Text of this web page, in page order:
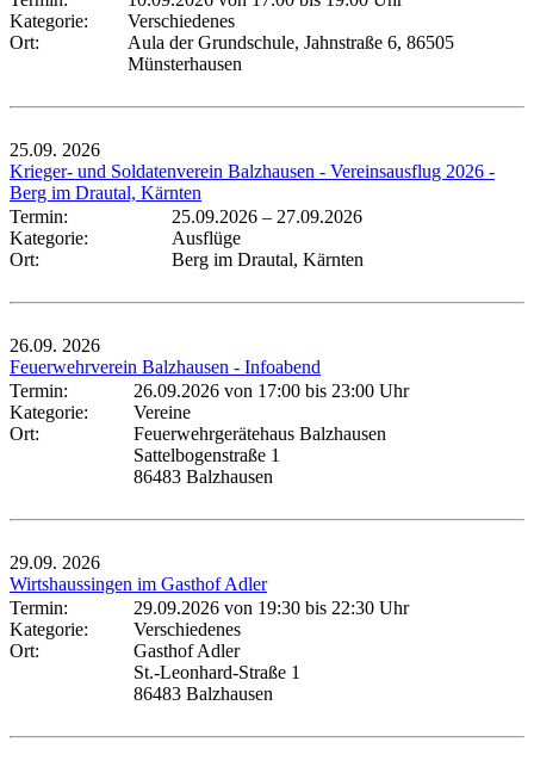
Kategorie:
Verschiedenes
Ort:
Aula der Grundschule, Jahnstraße 6, 86505
Münsterhausen
25.09. 2026
Krieger- und Soldatenverein Balzhausen - Vereinsausflug 2026 -
Berg im Drautal, Kärnten
Termin:
25.09.2026 – 27.09.2026
Kategorie:
Ausflüge
Ort:
Berg im Drautal, Kärnten
26.09. 2026
Feuerwehrverein Balzhausen - Infoabend
Termin:
26.09.2026 von 17:00 bis 23:00 Uhr
Kategorie:
Vereine
Ort:
Feuerwehrgerätehaus Balzhausen
Sattelbogenstraße 1
86483 Balzhausen
29.09. 2026
Wirtshaussingen im Gasthof Adler
Termin:
29.09.2026 von 19:30 bis 22:30 Uhr
Kategorie:
Verschiedenes
Ort:
Gasthof Adler
St.-Leonhard-Straße 1
86483 Balzhausen